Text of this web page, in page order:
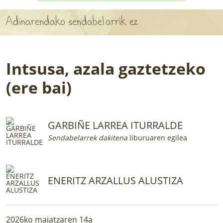
APARTEN MAPA
LURRERAKO BIDE LAGUN
HASI NAHI AL DUZU? 8 URRATS
SENDABELARRAK
LANDAREPEDIA
ALBISTEAK
Adinarendako sendabelarrik ez
Intsusa, azala gaztetzeko
(ere bai)
GARBIÑE LARREA ITURRALDE
Sendabelarrek dakitena liburuaren egilea
ENERITZ ARZALLUS ALUSTIZA
2026ko maiatzaren 14a